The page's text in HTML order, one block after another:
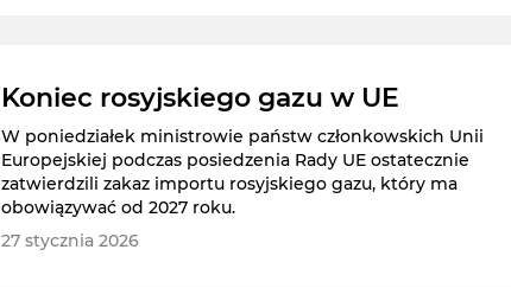
Koniec rosyjskiego gazu w UE
W poniedziałek ministrowie państw członkowskich Unii
Europejskiej podczas posiedzenia Rady UE ostatecznie
zatwierdzili zakaz importu rosyjskiego gazu, który ma
obowiązywać od 2027 roku.
27 stycznia 2026